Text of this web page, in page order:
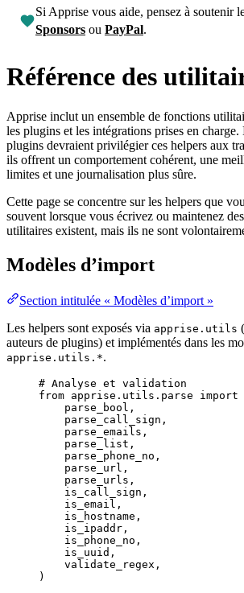
Si Apprise vous aide, pensez à soutenir
Sponsors ou PayPal.
Référence des
Apprise inclut un ensemble de fonctions
les plugins et les intégrations prises en charge.
plugins devraient privilégier ces helpers aux
ils offrent un comportement cohérent, une
limites et une journalisation plus sûre.
Cette page se concentre sur les helpers que
souvent lorsque vous écrivez ou maintenez
utilitaires existent, mais ils ne sont
Modèles d’import
Section intitulée « Modèles d’import »
Les helpers sont exposés via apprise.utils
auteurs de plugins) et implémentés dans les
apprise.utils.*.
# Analyse et validation
from apprise.utils.parse import
parse_bool,
parse_call_sign,
parse_emails,
parse_list,
parse_phone_no,
parse_url,
parse_urls,
is_call_sign,
is_email,
is_hostname,
is_ipaddr,
is_phone_no,
is_uuid,
validate_regex,
)